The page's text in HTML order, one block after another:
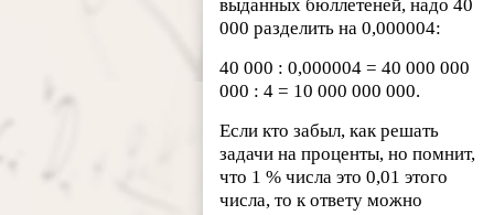
выданных бюллетеней, надо 40
000 разделить на 0,000004:
40 000 : 0,000004 = 40 000 000
000 : 4 = 10 000 000 000.
Если кто забыл, как решать
задачи на проценты, но помнит,
что 1 % числа это 0,01 этого
числа, то к ответу можно